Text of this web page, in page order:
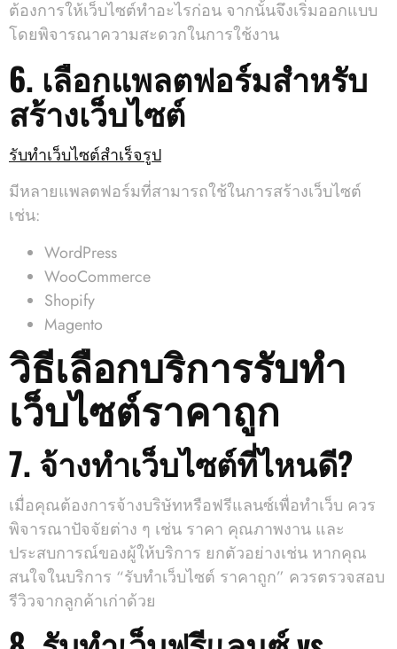
ต้องการให้เว็บไซต์ทำอะไรก่อน จากนั้นจึงเริ่มออกแบบ
โดยพิจารณาความสะดวกในการใช้งาน
6. เลือกแพลตฟอร์มสำหรับ
สร้างเว็บไซต์
รับทําเว็บไซต์สําเร็จรูป
มีหลายแพลตฟอร์มที่สามารถใช้ในการสร้างเว็บไซต์
เช่น:
WordPress
WooCommerce
Shopify
Magento
วิธีเลือกบริการรับทํา
เว็บไซต์ราคาถูก
7. จ้างทําเว็บไซต์ที่ไหนดี?
เมื่อคุณต้องการจ้างบริษัทหรือฟรีแลนซ์เพื่อทำเว็บ ควร
พิจารณาปัจจัยต่าง ๆ เช่น ราคา คุณภาพงาน และ
ประสบการณ์ของผู้ให้บริการ ยกตัวอย่างเช่น หากคุณ
สนใจในบริการ “รับทําเว็บไซต์ ราคาถูก” ควรตรวจสอบ
รีวิวจากลูกค้าเก่าด้วย